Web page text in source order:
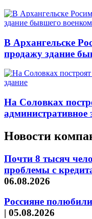
В Архангельске
продажу здание
На Соловках
административное
Новости
Почти 8 тысяч
проблемы с
06.08.2026
Россияне
| 05.08.2026